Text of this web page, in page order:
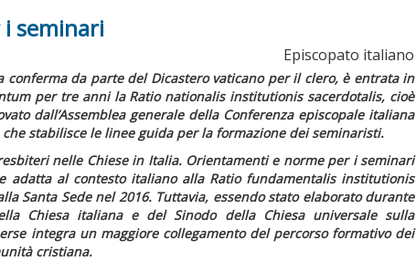
seminari
Episcopato italiano
conferma da parte del Dicastero vaticano per il clero, è entrata in
per tre anni la Ratio nationalis institutionis sacerdotalis, cioè
dall’Assemblea generale della Conferenza episcopale italiana
stabilisce le linee guida per la formazione dei seminaristi.
nelle Chiese in Italia. Orientamenti e norme per i seminari
adatta al contesto italiano alla Ratio fundamentalis institutionis
Santa Sede nel 2016. Tuttavia, essendo stato elaborato durante
Chiesa italiana e del Sinodo della Chiesa universale sulla
integra un maggiore collegamento del percorso formativo dei
cristiana.